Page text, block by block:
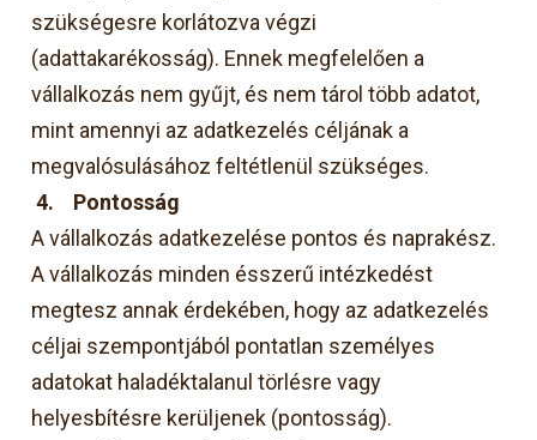
szükségesre korlátozva végzi
(adattakarékosság). Ennek megfelelően a
vállalkozás nem gyűjt, és nem tárol több adatot,
mint amennyi az adatkezelés céljának a
megvalósulásához feltétlenül szükséges.
4. Pontosság
A vállalkozás adatkezelése pontos és naprakész.
A vállalkozás minden ésszerű intézkedést
megtesz annak érdekében, hogy az adatkezelés
céljai szempontjából pontatlan személyes
adatokat haladéktalanul törlésre vagy
helyesbítésre kerüljenek (pontosság).